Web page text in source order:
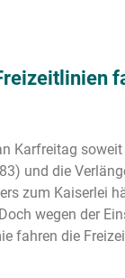
Karfreitag
und die
zum Kaiserlei
wegen der
fahren die